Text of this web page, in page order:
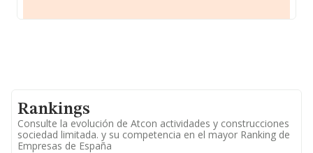
Rankings
Consulte la evolución de Atcon actividades y construcciones
sociedad limitada. y su competencia en el mayor Ranking de
Empresas de España